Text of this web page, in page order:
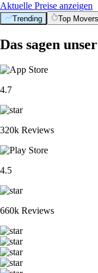
Aktuelle Preise anzeigen
Trending Top Movers
Das sagen
4.7
320k Reviews
4.5
660k Reviews